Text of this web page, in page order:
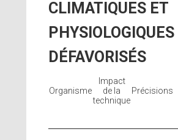
CLIMATIQUES ET
PHYSIOLOGIQUES
DÉFAVORISÉS
Organisme
Impact
de la
technique
Précisions